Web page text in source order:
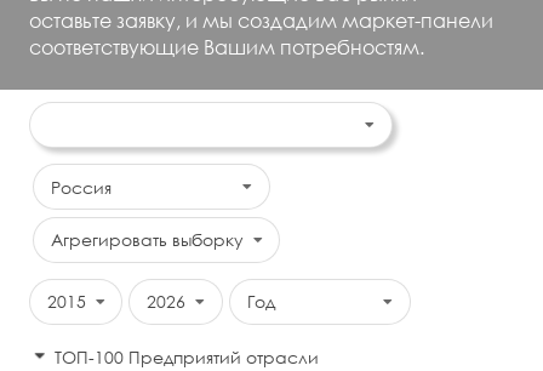
оставьте заявку, и мы создадим маркет-панели
соответствующие Вашим потребностям.
Россия
Агрегировать выборку
2015 2026 Год
ТОП-100 Предприятий отрасли